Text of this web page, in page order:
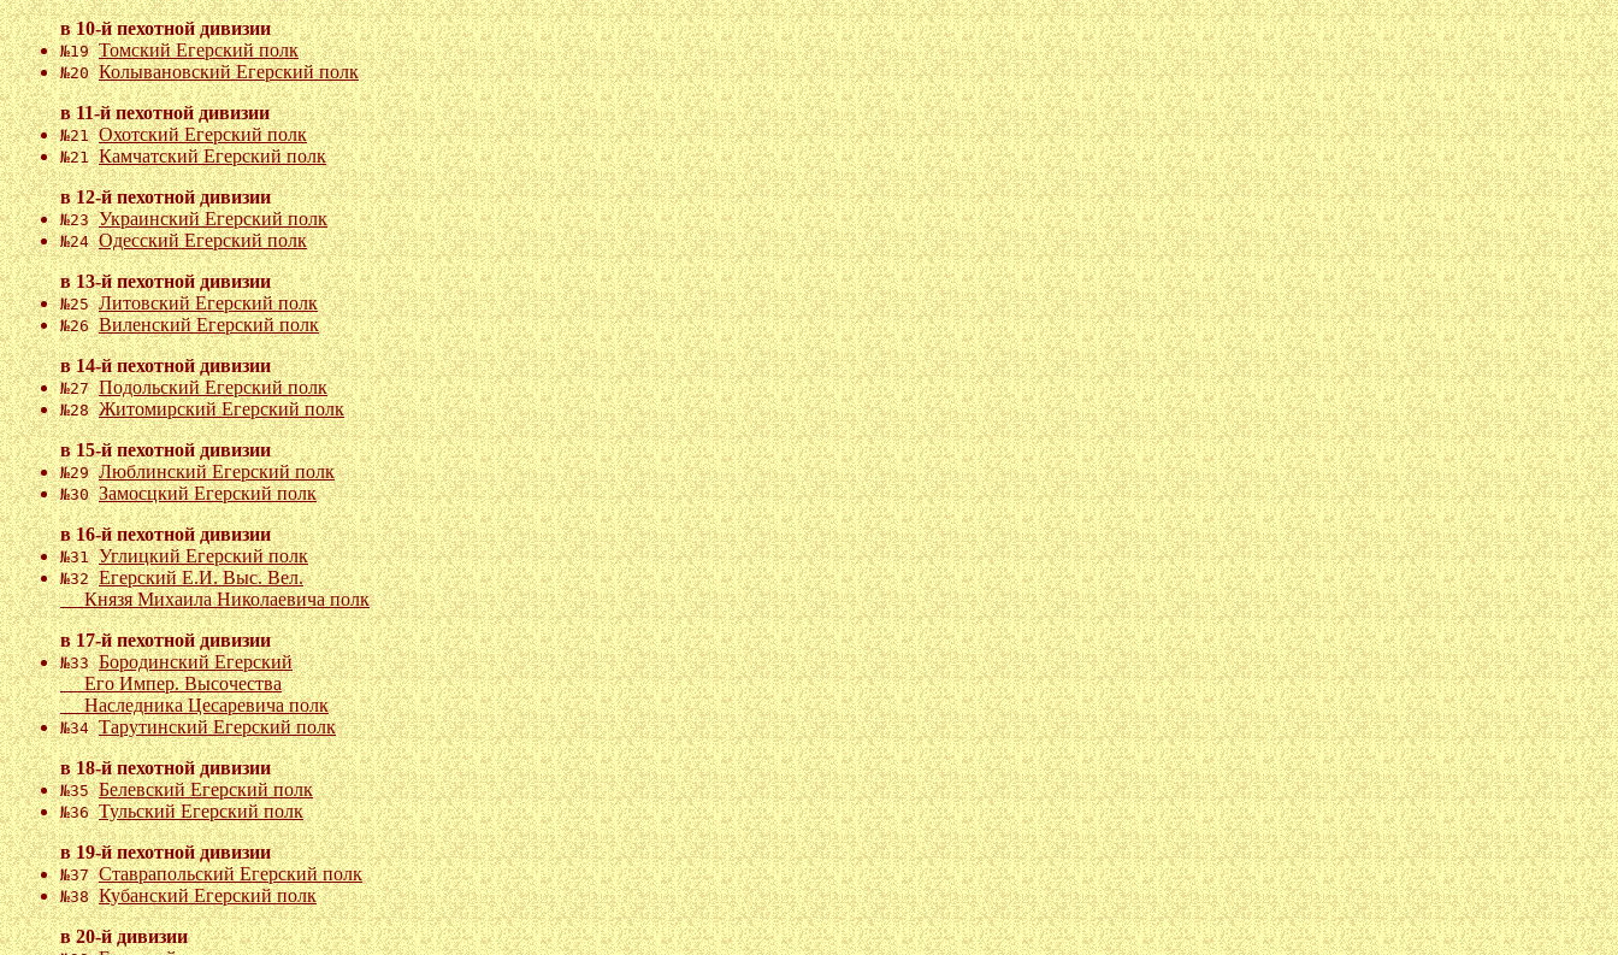
в 10-й пехотной дивизии
№19Томский Егерский полк
№20Колывановский Егерский полк
в 11-й пехотной дивизии
№21Охотский Егерский полк
№21Камчатский Егерский полк
в 12-й пехотной дивизии
№23Украинский Егерский полк
№24Одесский Егерский полк
в 13-й пехотной дивизии
№25Литовский Егерский полк
№26Виленский Егерский полк
в 14-й пехотной дивизии
№27Подольский Егерский полк
№28Житомирский Егерский полк
в 15-й пехотной дивизии
№29Люблинский Егерский полк
№30Замосцкий Егерский полк
в 16-й пехотной дивизии
№31Углицкий Егерский полк
№32Егерский Е.И. Выс. Вел.
Князя Михаила Николаевича полк
в 17-й пехотной дивизии
№33Бородинский Егерский
Его Импер. Высочества
Наследника Цесаревича полк
№34Тарутинский Егерский полк
в 18-й пехотной дивизии
№35Белевский Егерский полк
№36Тульский Егерский полк
в 19-й пехотной дивизии
№37Ставрапольский Егерский полк
№38Кубанский Егерский полк
в 20-й дивизии